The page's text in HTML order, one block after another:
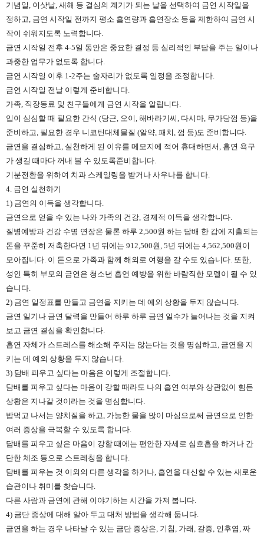
기념일, 이삿날, 새해 등 결심의 계기가 되는 날을 선택하여 금연 시작일을
정하고, 금연 시작일 전까지 평소 흡연량과 흡연장소 등을 제한하여 금연 시
작이 쉬워지도록 노력합니다.
금연 시작일 전후 4-5일 동안은 중요한 결정 등 심리적인 부담을 주는 일이나
과중한 업무가 없도록 합니다.
금연 시작일 이후 1-2주는 술자리가 없도록 일정을 조정합니다.
금연 시작일 전날 이렇게 준비합니다.
가족, 직장동료 및 친구들에게 금연 시작을 알립니다.
입이 심심할 때 필요한 간식 (당근, 오이, 해바라기씨, 다시마, 무가당껌 등)을
준비하고, 필요한 경우 니코틴대체물질 (알약, 패치, 껌 등)도 준비합니다.
금연을 결심하고, 실천하게 된 이유를 메모지에 적어 휴대하면서, 흡연 욕구
가 생길 때마다 꺼내 볼 수 있도록준비합니다.
기분전환을 위하여 치과 스케일링을 받거나 사우나를 합니다.
4. 금연 실천하기
1) 금연의 이득을 생각합니다.
금연으로 얻을 수 있는 나와 가족의 건강, 경제적 이득을 생각합니다.
질병예방과 건강 수명 연장은 물론 하루 2,500원 하는 담배 한 갑에 지출되는
돈을 꾸준히 저축한다면 1년 뒤에는 912,500원, 5년 뒤에는 4,562,500원이
모아집니다. 이 돈으로 가족과 함께 해외로 여행을 갈 수도 있습니다. 또한,
성인 특히 부모의 금연은 청소년 흡연 예방을 위한 바람직한 모델이 될 수 있
습니다.
2) 금연 일정표를 만들고 금연을 지키는 데 예외 상황을 두지 않습니다.
금연 일기나 금연 달력을 만들어 하루 하루 금연 일수가 늘어나는 것을 지켜
보고 금연 결심을 확인합니다.
흡연 자체가 스트레스를 해소해 주지는 않는다는 것을 명심하고, 금연을 지
키는 데 예외 상황을 두지 않습니다.
3) 담배 피우고 싶다는 마음은 이렇게 조절합니다.
담배를 피우고 싶다는 마음이 강할 때라도 나의 흡연 여부와 상관없이 힘든
상황은 지나갈 것이라는 것을 명심합니다.
밥먹고 나서는 양치질을 하고, 가능한 물을 많이 마심으로써 금연으로 인한
여러 증상을 극복할 수 있도록 합니다.
담배를 피우고 싶은 마음이 강할 때에는 편안한 자세로 심호흡을 하거나 간
단한 체조 등으로 스트레칭을 합니다.
담배를 피우는 것 이외의 다른 생각을 하거나, 흡연을 대신할 수 있는 새로운
습관이나 취미를 찾습니다.
다른 사람과 금연에 관해 이야기하는 시간을 가져 봅니다.
4) 금단 증상에 대해 알아 두고 대처 방법을 생각해 둡니다.
금연을 하는 경우 나타날 수 있는 금단 증상은, 기침, 가래, 갈증, 인후염, 짜